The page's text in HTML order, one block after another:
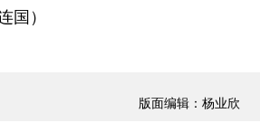
国）
版面编辑：杨业欣